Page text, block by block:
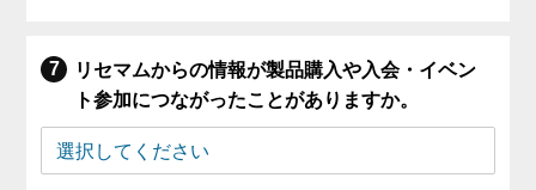
リセマムからの情報が製品購入や入会・イベン
ト参加につながったことがありますか。